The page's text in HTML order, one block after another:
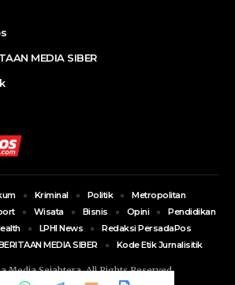
MEDIA SIBER
Media Sejahtera. All Rights Reserved.
Kriminal Politik
Metropolitan
Wisata Bisnis Opini
Pendidikan
LPHI News
Redaksi PersadaPos
MEDIA SIBER
Kode Etik Jurnalisitik